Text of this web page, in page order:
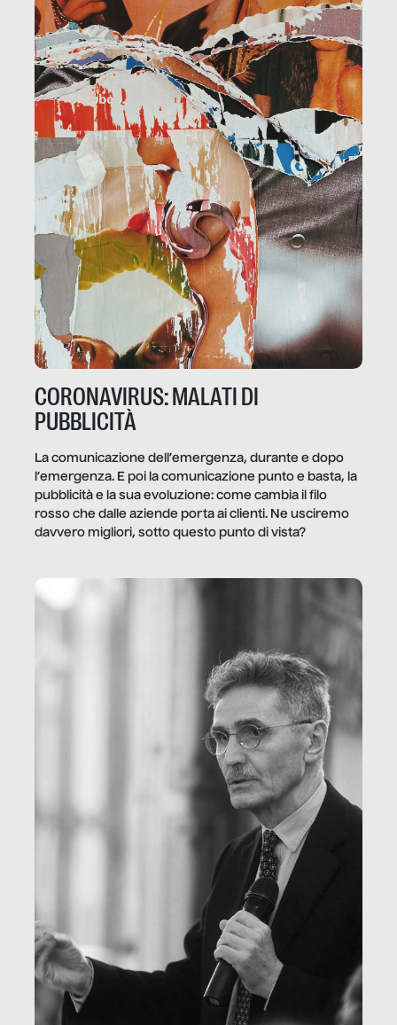
CORONAVIRUS: MALATI DI
PUBBLICITÀ
La comunicazione dell’emergenza, durante e dopo
l’emergenza. E poi la comunicazione punto e basta, la
pubblicità e la sua evoluzione: come cambia il filo
rosso che dalle aziende porta ai clienti. Ne usciremo
davvero migliori, sotto questo punto di vista?